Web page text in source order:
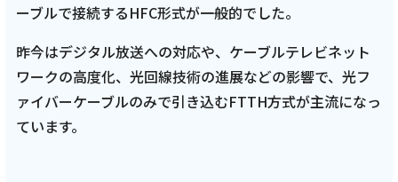
ーブルで接続するHFC形式が一般的でした。
昨今はデジタル放送への対応や、ケーブルテレビネット
ワークの高度化、光回線技術の進展などの影響で、光フ
ァイバーケーブルのみで引き込むFTTH方式が主流になっ
ています。